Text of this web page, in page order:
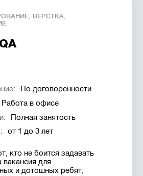
IT плюшек мы
лофте на
с 8:00 (11:00) — 17:00
20 рабочих дней в
— работа с крутыми,
ВЁРСТКА,
По договоренности
Работа в офисе
Полная занятость
от 1 до 3 лет
кто не боится задавать
для
и дотошных ребят,